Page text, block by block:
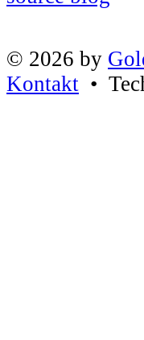
© 2026 by
Kontakt •